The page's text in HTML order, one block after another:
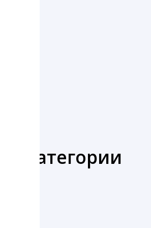
категории